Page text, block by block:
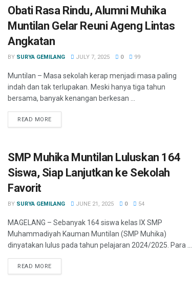
Obati Rasa Rindu, Alumni Muhika
Muntilan Gelar Reuni Ageng Lintas
Angkatan
BY SURYA GEMILANG JULY 7, 2025 0 99
Muntilan – Masa sekolah kerap menjadi masa paling
indah dan tak terlupakan. Meski hanya tiga tahun
bersama, banyak kenangan berkesan ...
READ MORE
SMP Muhika Muntilan Luluskan 164
Siswa, Siap Lanjutkan ke Sekolah
Favorit
BY SURYA GEMILANG JUNE 21, 2025 0 54
MAGELANG – Sebanyak 164 siswa kelas IX SMP
Muhammadiyah Kauman Muntilan (SMP Muhika)
dinyatakan lulus pada tahun pelajaran 2024/2025. Para ...
READ MORE